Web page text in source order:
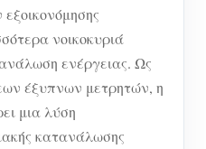
και Προσομοίωσης
ηλιακού φωτοβολταϊκού
νοικοκυριά
ενέργειας. Ως
έξυπνων μετρητών, η
μια λύση
κατανάλωσης